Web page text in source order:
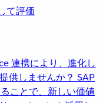
て評価
連携により、進化し
供しませんか？ SAP
ことで、新しい価値